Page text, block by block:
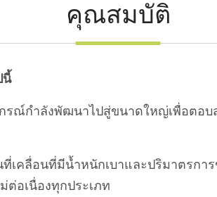
คุณสมบัติ
นี้
ณ์กำลังพัฒนาไปสู่ขนาดใหญ่เพื่อตอ
เคลื่อนที่มีน้ำหนักเบาและปริมาตรกา
ต่อเนื่องทุกประเภท